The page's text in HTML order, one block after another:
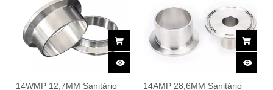
14WMP 12,7MM Sanitário
14AMP 28,6MM Sanitário